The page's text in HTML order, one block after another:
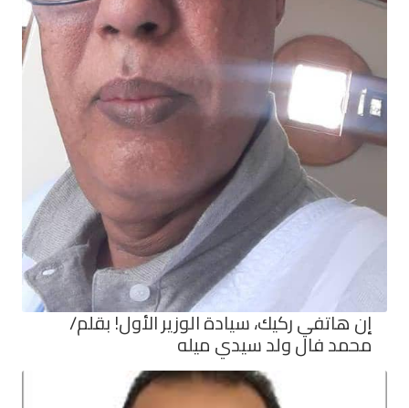
إن هاتفي ركيك، سيادة الوزير الأول! بقلم/
محمد فال ولد سيدي ميله